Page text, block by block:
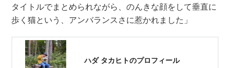
タイトルでまとめられながら、のんきな顔をして垂直に
歩く猫という、アンバランスさに惹かれました」
ハダ タカヒトのプロフィール